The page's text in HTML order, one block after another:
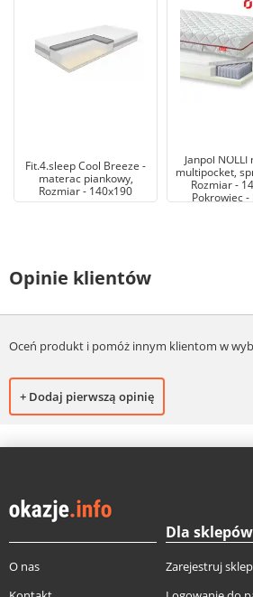
Fit.4.sleep Cool Breeze -
materac piankowy,
Rozmiar - 140x190
Janpol
multipocket,
Rozmiar -
Pokrowiec -
Opinie klientów
Oceń produkt i pomóż innym klientom w
+ Dodaj pierwszą opinię
O nas
Dla sklepów
Zarejestruj sklep